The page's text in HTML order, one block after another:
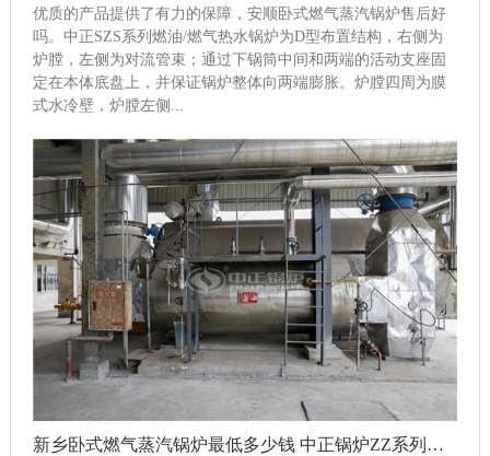
优质的产品提供了有力的保障，安顺卧式燃气蒸汽锅炉售后好
吗。中正SZS系列燃油/燃气热水锅炉为D型布置结构，右侧为
炉膛，左侧为对流管束；通过下锅筒中间和两端的活动支座固
定在本体底盘上，并保证锅炉整体向两端膨胀。炉膛四周为膜
式水冷壁，炉膛左侧...
新乡卧式燃气蒸汽锅炉最低多少钱 中正锅炉ZZ系列燃气锅炉运往俄罗斯国企